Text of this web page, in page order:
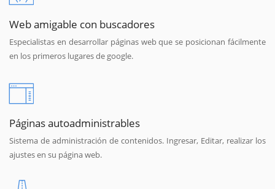
Web amigable con buscadores
Especialistas en desarrollar páginas web que se posicionan fácilmente
en los primeros lugares de google.
Páginas autoadministrables
Sistema de administración de contenidos. Ingresar, Editar, realizar los
ajustes en su página web.